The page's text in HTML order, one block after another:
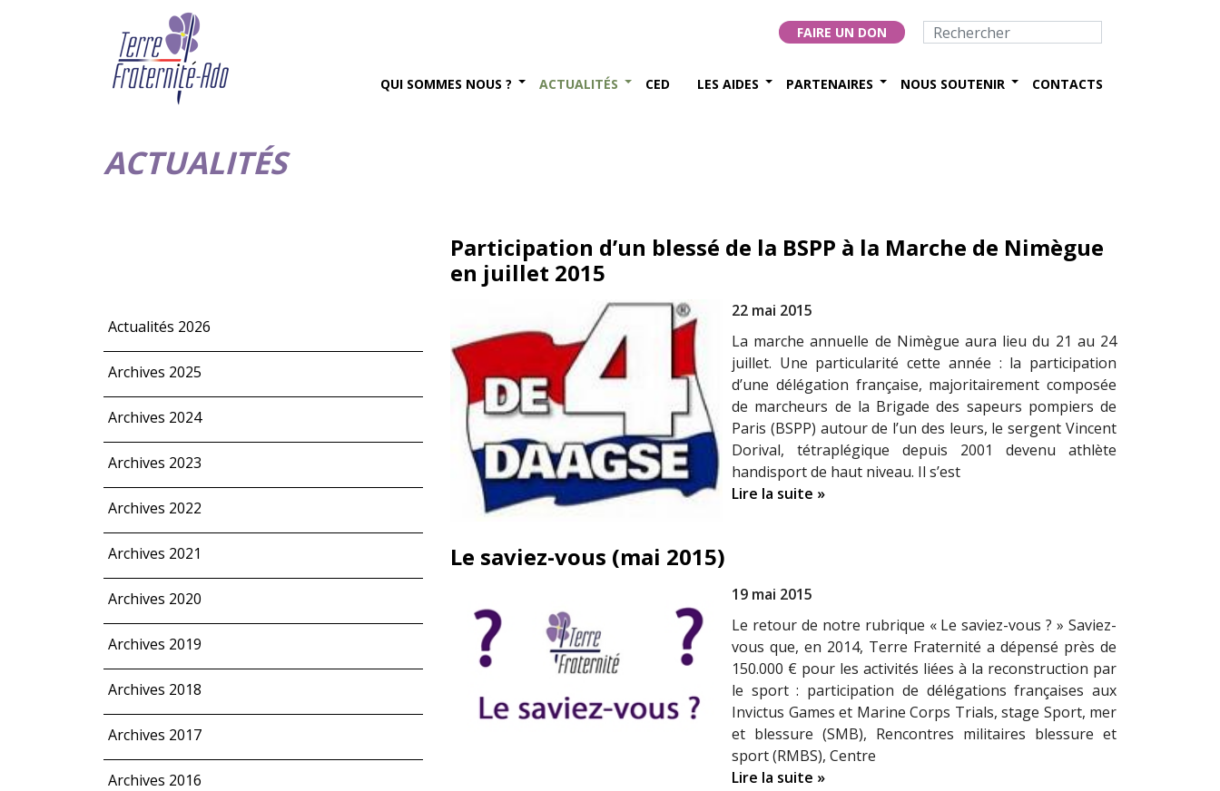
FAIRE UN DON
QUI SOMMES NOUS ? ACTUALITÉS CED LES AIDES PARTENAIRES NOUS SOUTENIR CONTACTS
ACTUALITÉS
Actualités 2026
Archives 2025
Archives 2024
Archives 2023
Archives 2022
Archives 2021
Archives 2020
Archives 2019
Archives 2018
Archives 2017
Archives 2016
Participation d’un blessé de la BSPP à la Marche de Nimègue
en juillet 2015
22 mai 2015
La marche annuelle de Nimègue aura lieu du 21 au 24
juillet. Une particularité cette année : la participation
d’une délégation française, majoritairement composée
de marcheurs de la Brigade des sapeurs pompiers de
Paris (BSPP) autour de l’un des leurs, le sergent Vincent
Dorival, tétraplégique depuis 2001 devenu athlète
handisport de haut niveau. Il s’est
Lire la suite »
Le saviez-vous (mai 2015)
19 mai 2015
Le retour de notre rubrique « Le saviez-vous ? » Saviez-
vous que, en 2014, Terre Fraternité a dépensé près de
150.000 € pour les activités liées à la reconstruction par
le sport : participation de délégations françaises aux
Invictus Games et Marine Corps Trials, stage Sport, mer
et blessure (SMB), Rencontres militaires blessure et
sport (RMBS), Centre
Lire la suite »